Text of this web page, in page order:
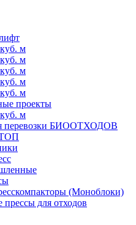
м
м
м
м
м
проекты
м
перевозки БИООТХОДОВ
(Моноблоки)
для отходов